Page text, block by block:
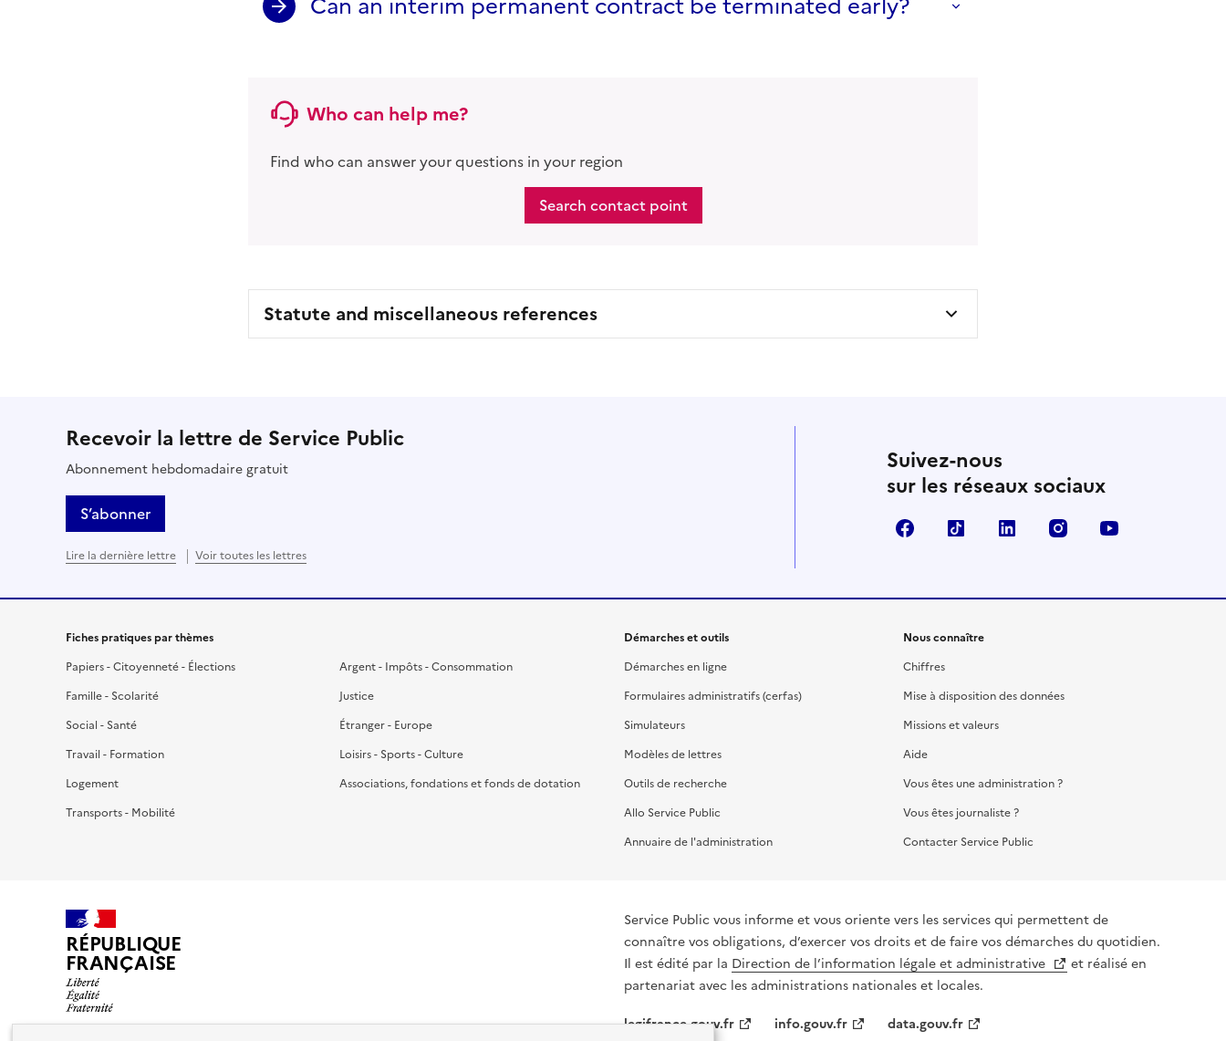
Can an interim permanent contract be terminated early?
Who can help me?
Find who can answer your questions in your region
Search contact point
Statute and miscellaneous references
Recevoir la lettre de Service Public
Abonnement hebdomadaire gratuit
S’abonner
Lire la dernière lettre Voir toutes les lettres
Suivez-nous
sur les réseaux sociaux
FacebookTikTok LinkedIn Instagram
Fiches pratiques par thèmes
Papiers - Citoyenneté - Élections
Famille - Scolarité
Social - Santé
Travail - Formation
Logement
Transports - Mobilité
Argent - Impôts - Consommation
Justice
Étranger - Europe
Loisirs - Sports - Culture
Associations, fondations et fonds de dotation
Démarches et outils
Démarches en ligne
Formulaires administratifs (cerfas)
Simulateurs
Modèles de lettres
Outils de recherche
Allo Service Public
Annuaire de l'administration
Nous connaître
Chiffres
Mise à disposition des données
Missions et valeurs
Aide
Vous êtes une administration ?
Vous êtes journaliste ?
Contacter Service Public
RÉPUBLIQUE
FRANÇAISE
Service Public vous informe et vous oriente vers les services qui permettent de
connaître vos obligations, d’exercer vos droits et de faire vos démarches du quotidien.
Il est édité par la Direction de l’information légale et administrative
et réalisé en
partenariat avec les administrations nationales et locales.
legifrance.gouv.fr
info.gouv.fr data.gouv.fr